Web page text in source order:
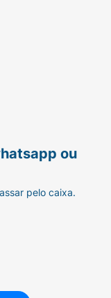
ou
pelo caixa.